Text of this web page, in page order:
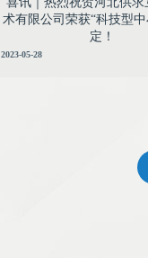
术有限公司荣获“科技型
定！
2023-05-28